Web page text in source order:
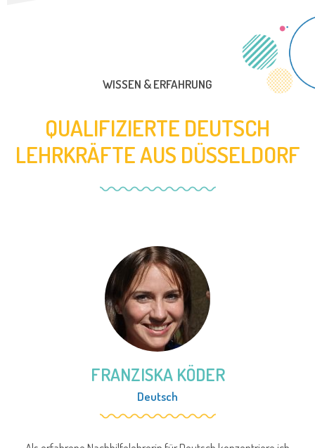
WISSEN & ERFAHRUNG
QUALIFIZIERTE DEUTSCH
LEHRKRÄFTE AUS DÜSSELDORF
FRANZISKA KÖDER
Deutsch